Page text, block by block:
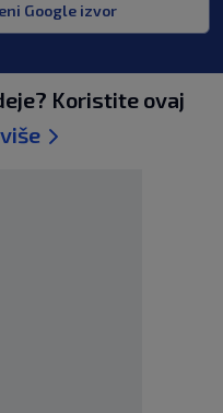
Google izvor
Koristite ovaj